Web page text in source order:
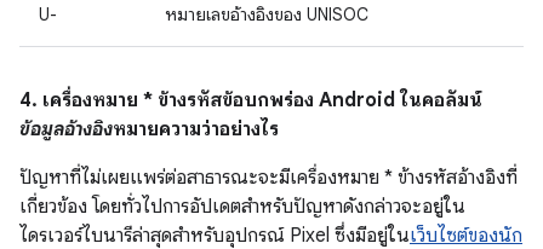
U- หมายเลขอ้างอิงของ UNISOC
4. เครื่องหมาย * ข้างรหัสข้อบกพร่อง Android ในคอลัมน์
ข้อมูลอ้างอิงหมายความว่าอย่างไร
ปัญหาที่ไม่เผยแพร่ต่อสาธารณะจะมีเครื่องหมาย * ข้างรหัสอ้างอิงที่
เกี่ยวข้อง โดยทั่วไปการอัปเดตสำหรับปัญหาดังกล่าวจะอยู่ใน
ไดรเวอร์ไบนารีล่าสุดสำหรับอุปกรณ์ Pixel ซึ่งมีอยู่ในเว็บไซต์ของนัก